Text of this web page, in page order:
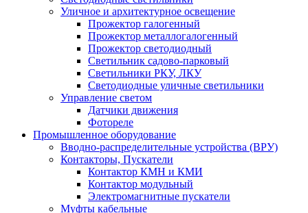
Уличное и архитектурное освещение
Прожектор галогенный
Прожектор металлогалогенный
Прожектор светодиодный
Светильник садово-парковый
Светильники РКУ, ЛКУ
Светодиодные уличные светильники
Управление светом
Датчики движения
Фотореле
Промышленное оборудование
Вводно-распределительные устройства (ВРУ)
Контакторы, Пускатели
Контактор КМН и КМИ
Контактор модульный
Электромагнитные пускатели
Муфты кабельные